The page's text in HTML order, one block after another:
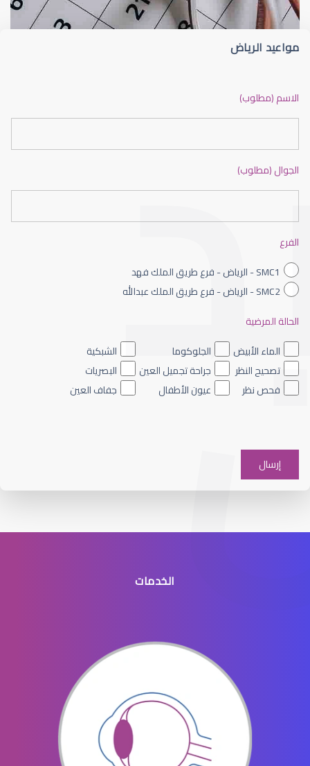
طبيب عيون شمال الرياض
طبيب عيون الرياض
افضل طبيب عيون جنوب الرياض
افضل دكتور عيون في النسيم
مواعيد الرياض
الاسم (مطلوب)
الجوال (مطلوب)
الفرع
SMC1 - الرياض - فرع طريق الملك فهد
SMC2 - الرياض - فرع طريق الملك عبدالله
الحالة المرضية
الماء الأبيض
الجلوكوما
الشبكية
تصحيح النظر
جراحة تجميل العين
البصريات
فحص نظر
عيون الأطفال جفاف العين
الخدمات